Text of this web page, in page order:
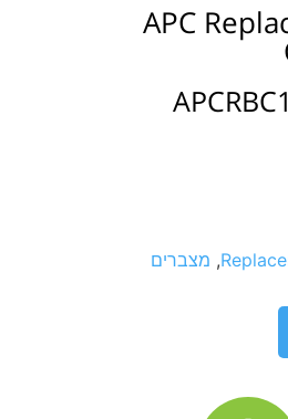
APC
, מצברים